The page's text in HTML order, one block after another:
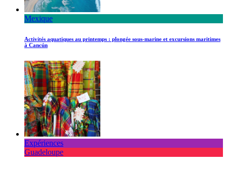
Mexique
Activités aquatiques au printemps : plongée sous-marine et excursions maritimes
à Cancún
Expériences
Guadeloupe